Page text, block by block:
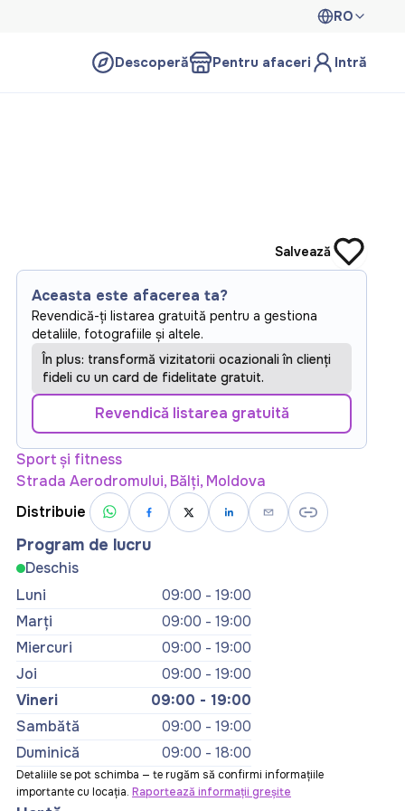
RO
Descoperă Pentru afaceri Intră
Salvează
Aceasta este afacerea ta?
Revendică-ți listarea gratuită pentru a gestiona
detaliile, fotografiile și altele.
În plus: transformă vizitatorii ocazionali în clienți
fideli cu un card de fidelitate gratuit.
Revendică listarea gratuită
Sport și fitness
Strada Aerodromului, Bălți, Moldova
Distribuie
Program de lucru
Deschis
Luni
09:00 - 19:00
Marți
09:00 - 19:00
Miercuri
09:00 - 19:00
Joi
09:00 - 19:00
Vineri
09:00 - 19:00
Sambătă
09:00 - 19:00
Duminică
09:00 - 18:00
Detaliile se pot schimba — te rugăm să confirmi informațiile
importante cu locația. Raportează informații greșite